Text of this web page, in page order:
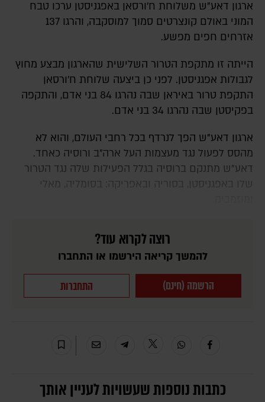
ארגון דאע"ש משלוחת ח'ורסאן באפגניסטן ערכו טבח
המוני באולם קונצרטים סמוך למוסקבה, והרגו 137
אזרחים חפים מפשע.
הייתה זו מתקפת הטרור השלישית שהארגון מבצע מחוץ
לגבולות אפגניסטן. לפני כן ביצעה שלוחת ח'ורסאן
התקפת טרור באיראן שבה נהרגו 84 בני אדם, והתקפה
בפקיסטן שבה נהרגו 34 בני אדם.
ארגון דאע"ש הפך לנרדף בכל רחבי העולם, והוא לא
מהסס לפעול נגד מעצמות העל ארה"ב ורוסיה כאחד.
דאע"ש מתנקם ברוסיה בגלל הפעילות שלה נגד הטרור
שלו באפגניסטן, בסוריה ובאפריקה: בסומליה, מאלי
רוצה לקרוא עוד?
להמשך קריאה הירשמו או התחברו
הרשמה (חינם) התחברות
כתבות נוספות שעשויות לעניין אותך